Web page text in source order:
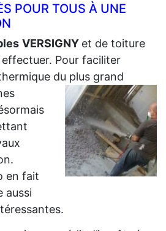
POUR TOUS À UNE
VERSIGNY et de toiture
Pour faciliter
du plus grand
en fait
aussi